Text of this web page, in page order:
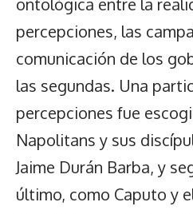
percepciones, las
comunicación de los
las segundas. Una
percepciones fue
Napolitans y sus
Jaime Durán Barba, y
último, como Caputo y